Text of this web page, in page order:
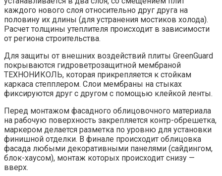
каждого нового слоя относительно друг друга на
половину их длины (для устранения мостиков холода).
Расчет толщины утеплителя происходит в зависимости
от региона строительства.
Для защиты от внешних воздействий плиты GreenGuard
покрываются гидроветрозащитной мембраной
ТЕХНОНИКОЛЬ, которая прикрепляется к стойкам
каркаса степплером. Слои мембраны на стыках
фиксируются друг с другом с помощью клейкой ленты.
Перед монтажом фасадного облицовочного материала
на рабочую поверхность закрепляется контр-обрешетка,
маркером делается разметка по уровню для установки
финишной отделки. В финале происходит облицовка
фасада любыми декоративными панелями (сайдингом,
блок-хаусом), монтаж которых происходит снизу —
вверх.